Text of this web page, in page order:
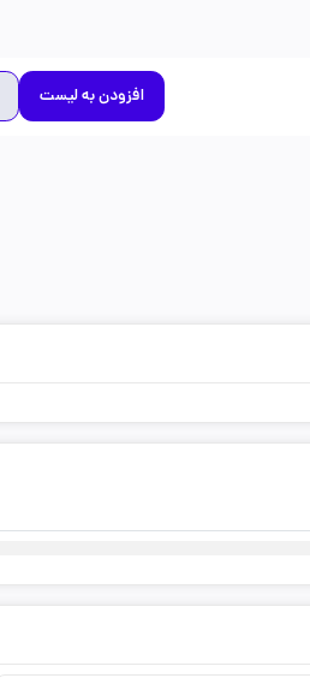
افزودن به لیست